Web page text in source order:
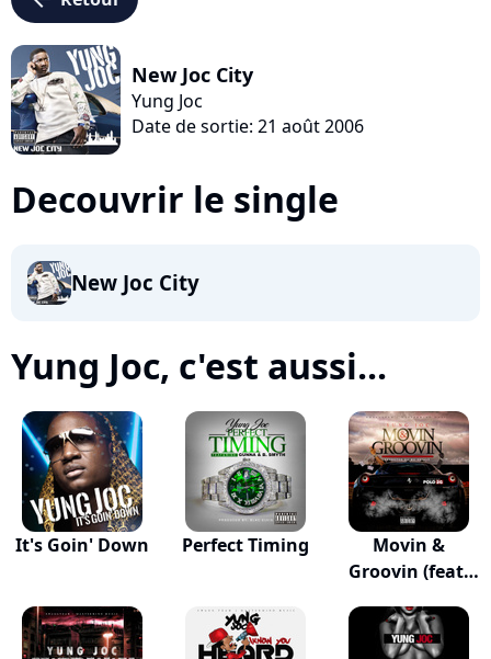
New Joc City
Yung Joc
Date de sortie: 21 août 2006
Decouvrir le single
New Joc City
Yung Joc, c'est aussi...
It's Goin' Down Perfect Timing
Movin &
Groovin (feat.